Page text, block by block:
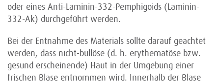
oder eines Anti-Laminin-332-Pemphigoids (Laminin-
332-Ak) durchgeführt werden.
Bei der Entnahme des Materials sollte darauf geachtet
werden, dass nicht-bullöse (d. h. erythematöse bzw.
gesund erscheinende) Haut in der Umgebung einer
frischen Blase entnommen wird. Innerhalb der Blase